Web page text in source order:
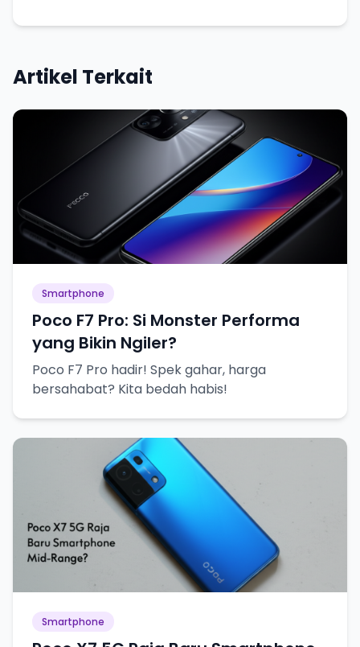
Artikel Terkait
Smartphone
Poco F7 Pro: Si Monster Performa
yang Bikin Ngiler?
Poco F7 Pro hadir! Spek gahar, harga
bersahabat? Kita bedah habis!
Smartphone